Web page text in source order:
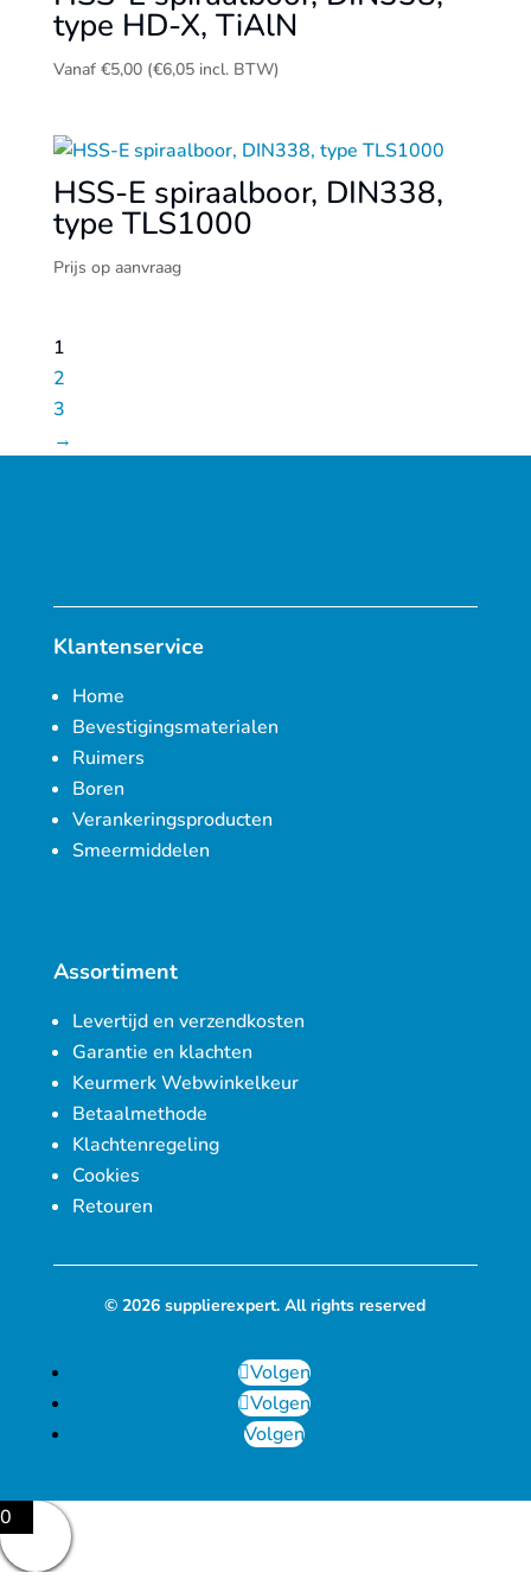
type HD-X, TiAlN
Vanaf €5,00 (€6,05incl. BTW)
HSS-E spiraalboor, DIN338,
type TLS1000
Prijs op aanvraag
1
2
3
→
Klantenservice
Home
Bevestigingsmaterialen
Ruimers
Boren
Verankeringsproducten
Smeermiddelen
Assortiment
Levertijd en verzendkosten
Garantie en klachten
Keurmerk Webwinkelkeur
Betaalmethode
Klachtenregeling
Cookies
Retouren
© 2026 supplierexpert. All rights reserved
Volgen
Volgen
Volgen
0